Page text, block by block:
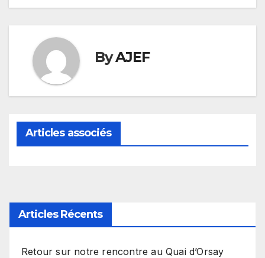
ByAJEF
Articles associés
Articles Récents
Retour sur notre rencontre au Quai d’Orsay